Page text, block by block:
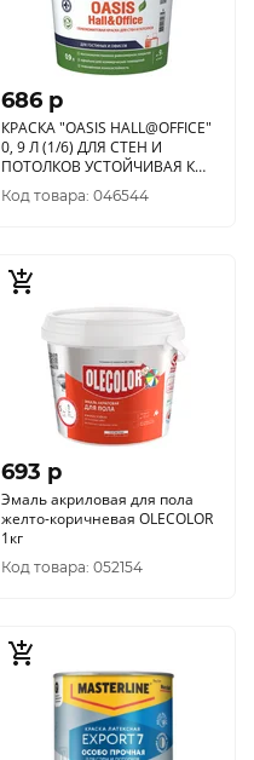
686 p
КРАСКА "OASIS HALL@OFFICE"
0, 9 Л (1/6) ДЛЯ СТЕН И
ПОТОЛКОВ УСТОЙЧИВАЯ К
МЫТЬЮ "FINNCOLOR"
Код товара: 046544
693 p
Эмаль акриловая для пола
желто-коричневая OLECOLOR
1кг
Код товара: 052154